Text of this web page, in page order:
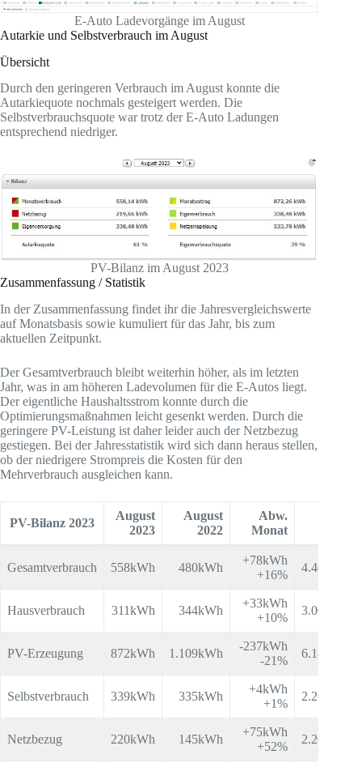
E-Auto Ladevorgänge im August
Autarkie und Selbstverbrauch im August
Übersicht
Durch den geringeren Verbrauch im August konnte die
Autarkiequote nochmals gesteigert werden. Die
Selbstverbrauchsquote war trotz der E-Auto Ladungen
entsprechend niedriger.
PV-Bilanz im August 2023
Zusammenfassung / Statistik
In der Zusammenfassung findet ihr die Jahresvergleichswerte
auf Monatsbasis sowie kumuliert für das Jahr, bis zum
aktuellen Zeitpunkt.
Der Gesamtverbrauch bleibt weiterhin höher, als im letzten
Jahr, was in am höheren Ladevolumen für die E-Autos liegt.
Der eigentliche Haushaltsstrom konnte durch die
Optimierungsmaßnahmen leicht gesenkt werden. Durch die
geringere PV-Leistung ist daher leider auch der Netzbezug
gestiegen. Bei der Jahresstatistik wird sich dann heraus stellen,
ob der niedrigere Strompreis die Kosten für den
Mehrverbrauch ausgleichen kann.
PV-Bilanz 2023
August
2023
August
2022
Abw.
Monat
Gesamtverbrauch 558kWh 480kWh
+78kWh
+16%
4.403kWh
Hausverbrauch 311kWh 344kWh
+33kWh
+10%
3.069kWh
PV-Erzeugung 872kWh 1.109kWh
-237kWh
-21%
6.183kWh
Selbstverbrauch 339kWh 335kWh
+4kWh
+1%
2.200kWh
Netzbezug 220kWh 145kWh
+75kWh
+52%
2.203kWh